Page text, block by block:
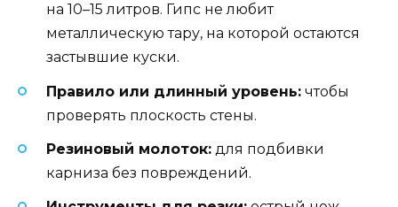
на 10–15 литров. Гипс не любит
металлическую тару, на которой остаются
застывшие куски.
Правило или длинный уровень: чтобы
проверять плоскость стены.
Резиновый молоток: для подбивки
карниза без повреждений.